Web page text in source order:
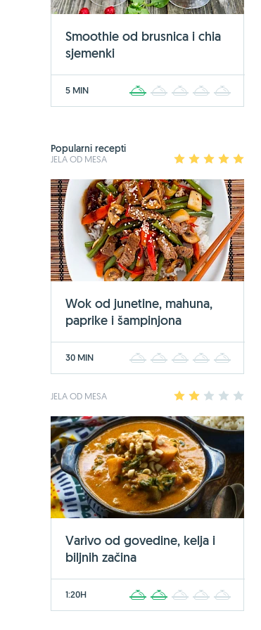
Smoothie od brusnica i chia
sjemenki
5 MIN 2 3 4
Popularni recepti
JELA OD MESA 2 3 4
Wok od junetine, mahuna,
paprike i šampinjona
30 MIN 2 3 4
JELA OD MESA 2 3 4
Varivo od govedine, kelja i
biljnih začina
1:20H 2 3 4